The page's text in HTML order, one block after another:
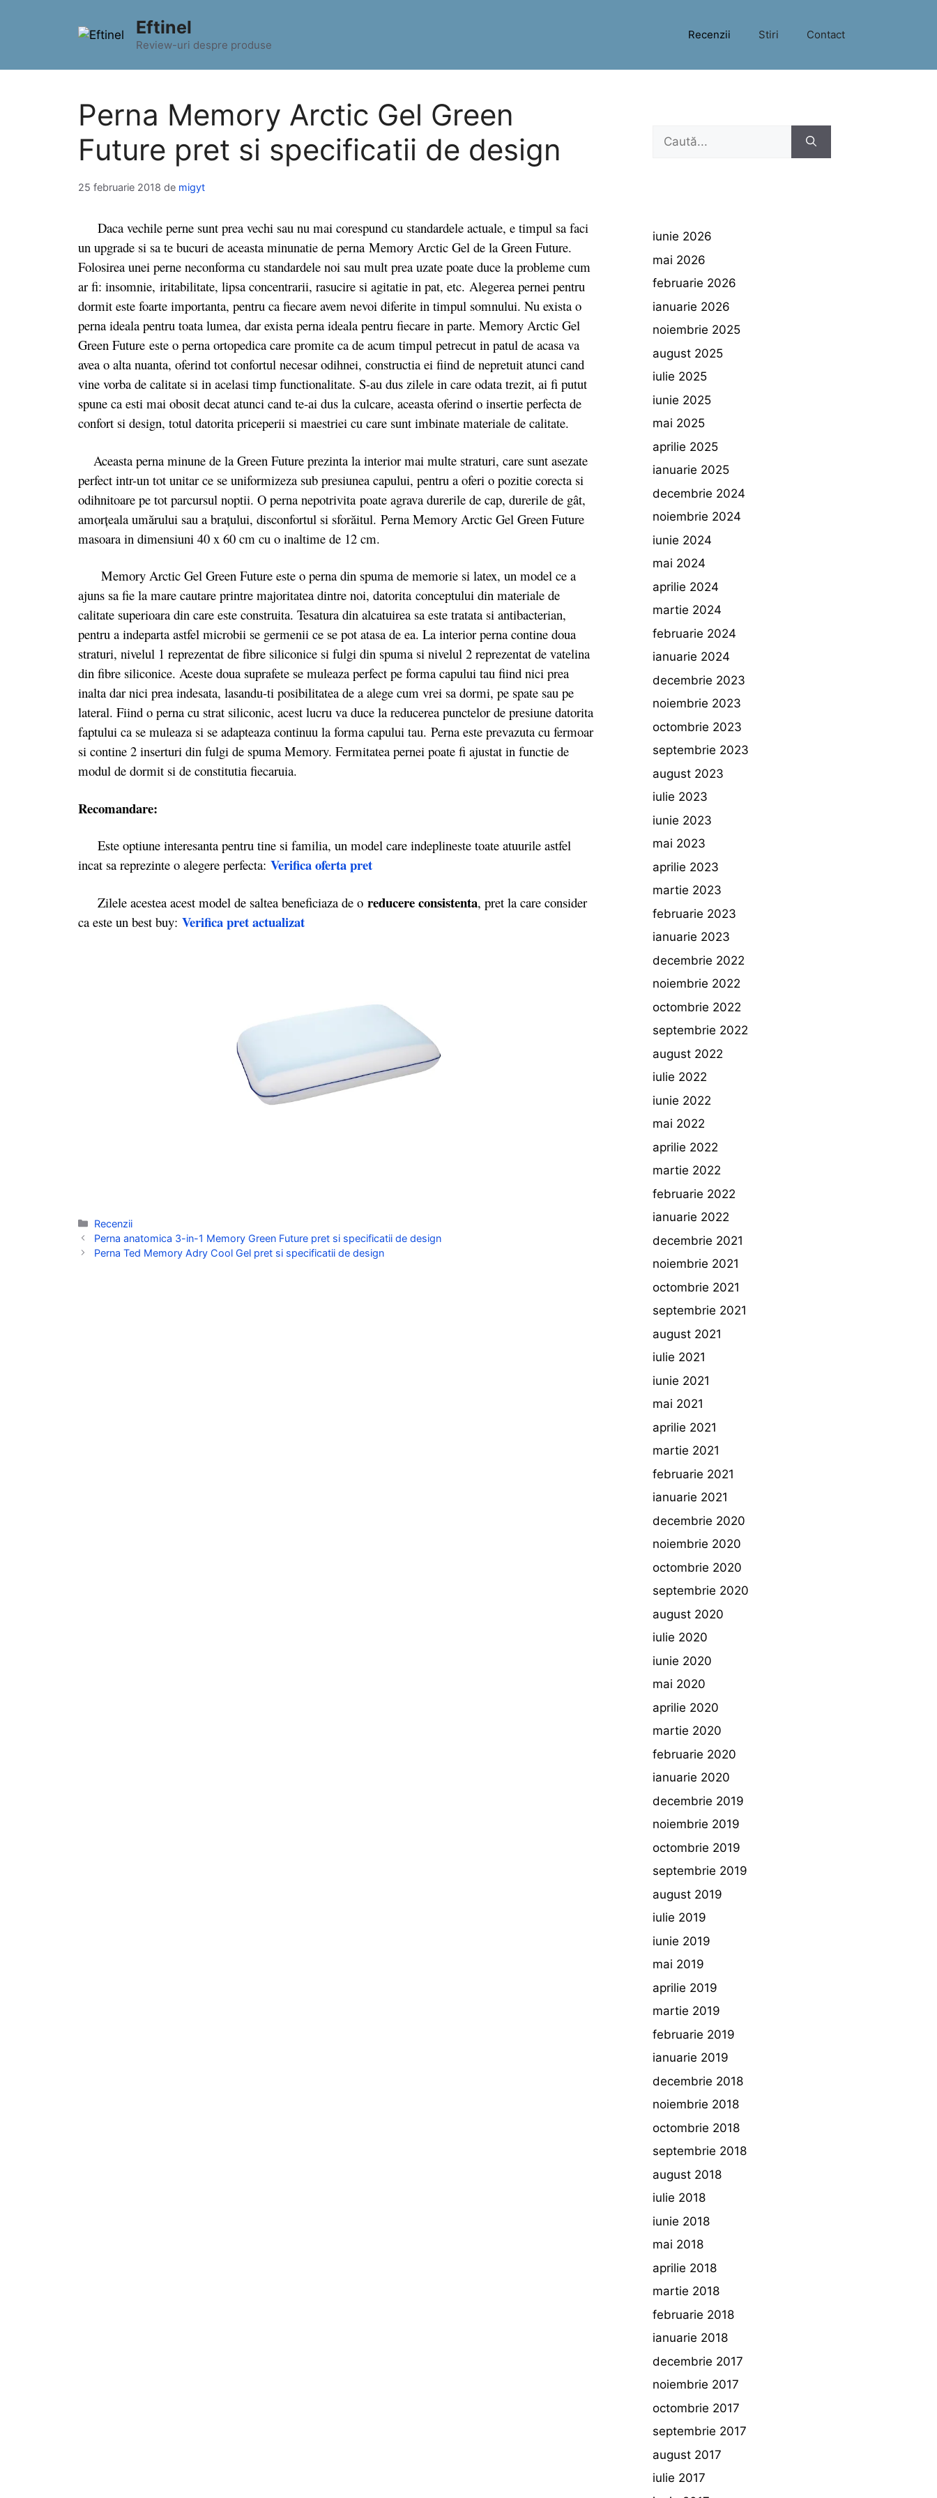
Eftinel
Review-uri despre produse
Recenzii Stiri Contact
Perna Memory Arctic Gel Green
Future pret si specificatii de design
25 februarie 2018 de migyt
Daca vechile perne sunt prea vechi sau nu mai corespund cu standardele actuale, e timpul sa faci
un upgrade si sa te bucuri de aceasta minunatie de perna Memory Arctic Gel de la Green Future.
Folosirea unei perne neconforma cu standardele noi sau mult prea uzate poate duce la probleme cum
ar fi: insomnie, iritabilitate, lipsa concentrarii, rasucire si agitatie in pat, etc. Alegerea pernei pentru
dormit este foarte importanta, pentru ca fiecare avem nevoi diferite in timpul somnului. Nu exista o
perna ideala pentru toata lumea, dar exista perna ideala pentru fiecare in parte. Memory Arctic Gel
Green Future este o perna ortopedica care promite ca de acum timpul petrecut in patul de acasa va
avea o alta nuanta, oferind tot confortul necesar odihnei, constructia ei fiind de nepretuit atunci cand
vine vorba de calitate si in acelasi timp functionalitate. S-au dus zilele in care odata trezit, ai fi putut
spune ca esti mai obosit decat atunci cand te-ai dus la culcare, aceasta oferind o insertie perfecta de
confort si design, totul datorita priceperii si maestriei cu care sunt imbinate materiale de calitate.
Aceasta perna minune de la Green Future prezinta la interior mai multe straturi, care sunt asezate
perfect intr-un tot unitar ce se uniformizeza sub presiunea capului, pentru a oferi o pozitie corecta si
odihnitoare pe tot parcursul noptii. O perna nepotrivita poate agrava durerile de cap, durerile de gât,
amorţeala umărului sau a braţului, disconfortul si sforăitul. Perna Memory Arctic Gel Green Future
masoara in dimensiuni 40 x 60 cm cu o inaltime de 12 cm.
Memory Arctic Gel Green Future este o perna din spuma de memorie si latex, un model ce a
ajuns sa fie la mare cautare printre majoritatea dintre noi, datorita conceptului din materiale de
calitate superioara din care este construita. Tesatura din alcatuirea sa este tratata si antibacterian,
pentru a indeparta astfel microbii se germenii ce se pot atasa de ea. La interior perna contine doua
straturi, nivelul 1 reprezentat de fibre siliconice si fulgi din spuma si nivelul 2 reprezentat de vatelina
din fibre siliconice. Aceste doua suprafete se muleaza perfect pe forma capului tau fiind nici prea
inalta dar nici prea indesata, lasandu-ti posibilitatea de a alege cum vrei sa dormi, pe spate sau pe
lateral. Fiind o perna cu strat siliconic, acest lucru va duce la reducerea punctelor de presiune datorita
faptului ca se muleaza si se adapteaza continuu la forma capului tau. Perna este prevazuta cu fermoar
si contine 2 inserturi din fulgi de spuma Memory. Fermitatea pernei poate fi ajustat in functie de
modul de dormit si de constitutia fiecaruia.
Recomandare:
Este optiune interesanta pentru tine si familia, un model care indeplineste toate atuurile astfel
incat sa reprezinte o alegere perfecta: Verifica oferta pret
Zilele acestea acest model de saltea beneficiaza de o reducere consistenta, pret la care consider
ca este un best buy: Verifica pret actualizat
Categorii
Recenzii
Perna anatomica 3-in-1 Memory Green Future pret si specificatii de design
Perna Ted Memory Adry Cool Gel pret si specificatii de design
Caută
iunie 2026
mai 2026
februarie 2026
ianuarie 2026
noiembrie 2025
august 2025
iulie 2025
iunie 2025
mai 2025
aprilie 2025
ianuarie 2025
decembrie 2024
noiembrie 2024
iunie 2024
mai 2024
aprilie 2024
martie 2024
februarie 2024
ianuarie 2024
decembrie 2023
noiembrie 2023
octombrie 2023
septembrie 2023
august 2023
iulie 2023
iunie 2023
mai 2023
aprilie 2023
martie 2023
februarie 2023
ianuarie 2023
decembrie 2022
noiembrie 2022
octombrie 2022
septembrie 2022
august 2022
iulie 2022
iunie 2022
mai 2022
aprilie 2022
martie 2022
februarie 2022
ianuarie 2022
decembrie 2021
noiembrie 2021
octombrie 2021
septembrie 2021
august 2021
iulie 2021
iunie 2021
mai 2021
aprilie 2021
martie 2021
februarie 2021
ianuarie 2021
decembrie 2020
noiembrie 2020
octombrie 2020
septembrie 2020
august 2020
iulie 2020
iunie 2020
mai 2020
aprilie 2020
martie 2020
februarie 2020
ianuarie 2020
decembrie 2019
noiembrie 2019
octombrie 2019
septembrie 2019
august 2019
iulie 2019
iunie 2019
mai 2019
aprilie 2019
martie 2019
februarie 2019
ianuarie 2019
decembrie 2018
noiembrie 2018
octombrie 2018
septembrie 2018
august 2018
iulie 2018
iunie 2018
mai 2018
aprilie 2018
martie 2018
februarie 2018
ianuarie 2018
decembrie 2017
noiembrie 2017
octombrie 2017
septembrie 2017
august 2017
iulie 2017